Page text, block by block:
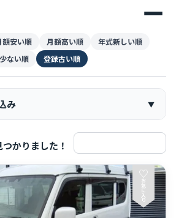
額安い順 月額高い順
年式新しい順
ない順 登録古い順
み
かりました！
♡
お
気
に
入
り